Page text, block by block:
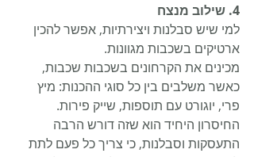
4. שילוב מנצח
למי שיש סבלנות ויצירתיות, אפשר להכין
ארטיקים בשכבות מגוונות.
מכינים את הקרחונים בשכבות שכבות,
כאשר משלבים בין כל סוגי ההכנות: מיץ
פרי, יוגורט עם תוספות, שייק פירות.
החיסרון היחיד הוא שזה דורש הרבה
התעסקות וסבלנות, כי צריך כל פעם לתת